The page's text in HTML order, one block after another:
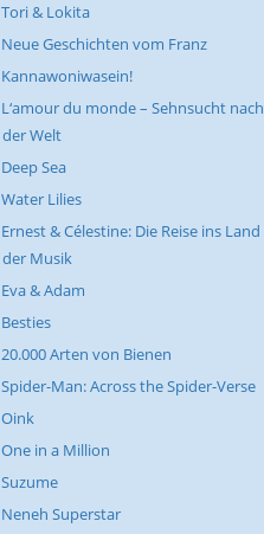
Tori & Lokita
Neue Geschichten vom Franz
Kannawoniwasein!
L‘amour du monde – Sehnsucht nach
der Welt
Deep Sea
Water Lilies
Ernest & Célestine: Die Reise ins Land
der Musik
Eva & Adam
Besties
20.000 Arten von Bienen
Spider-Man: Across the Spider-Verse
Oink
One in a Million
Suzume
Neneh Superstar